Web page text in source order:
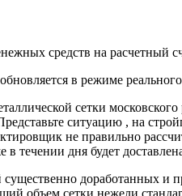
средств на
в режиме
сетки
ситуацию , на
не правильно
течении дня будет
доработанных
объем сетки нежели